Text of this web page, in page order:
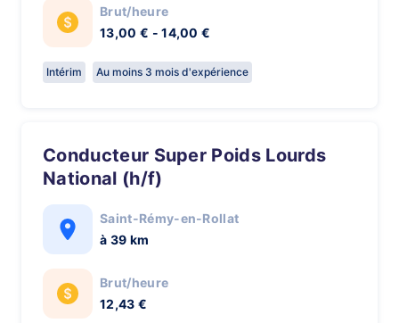
Brut/heure
13,00 € - 14,00 €
Intérim Au moins 3 mois d'expérience
Conducteur Super Poids Lourds
National (h/f)
Saint-Rémy-en-Rollat
à 39 km
Brut/heure
12,43 €